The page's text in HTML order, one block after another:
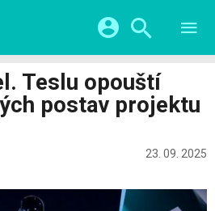
Google
Microsoft
Teslu opouští
postav projektu
23. 09. 2025